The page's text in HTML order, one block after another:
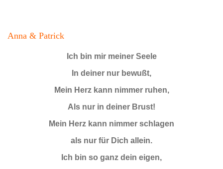
Anna & Patrick
Ich bin mir meiner Seele
In deiner nur bewußt,
Mein Herz kann nimmer ruhen,
Als nur in deiner Brust!
Mein Herz kann nimmer schlagen
als nur für Dich allein.
Ich bin so ganz dein eigen,